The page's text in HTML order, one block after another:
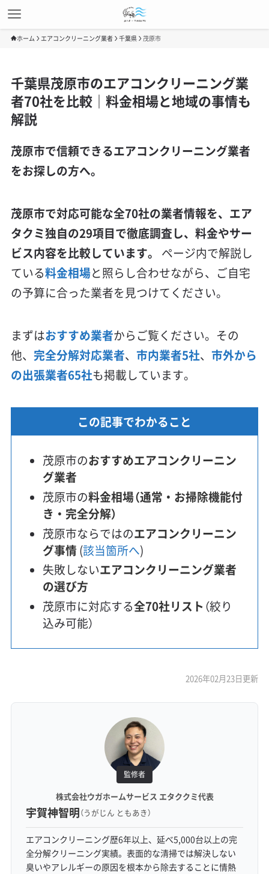
ホーム エアコンクリーニング業者 千葉県 茂原市
千葉県茂原市のエアコンクリーニング業
者70社を比較｜料金相場と地域の事情も
解説
茂原市で信頼できるエアコンクリーニング業者
をお探しの方へ。
茂原市で対応可能な全70社の業者情報を、エア
タクミ独自の29項目で徹底調査し、料金やサー
ビス内容を比較しています。
ページ内で解説し
ている料金相場と照らし合わせながら、ご自宅
の予算に合った業者を見つけてください。
まずはおすすめ業者からご覧ください。その
他、 完全分解対応業者、 市内業者5社、 市外から
の出張業者65社も掲載しています。
この記事でわかること
茂原市のおすすめエアコンクリーニン
グ業者
茂原市の料金相場（通常・お掃除機能付
き・完全分解）
茂原市ならではのエアコンクリーニン
グ事情 (該当箇所へ)
失敗しないエアコンクリーニング業者
の選び方
茂原市に対応する全70社リスト （絞り
込み可能）
2026年02月23日更新
監修者
株式会社ウガホームサービス エタククミ代表
宇賀神智明（うがじん ともあき）
エアコンクリーニング歴6年以上、延べ5,000台以上の完
全分解クリーニング実績。表面的な清掃では解決しない
臭いやアレルギーの原因を根本から除去することに情熱